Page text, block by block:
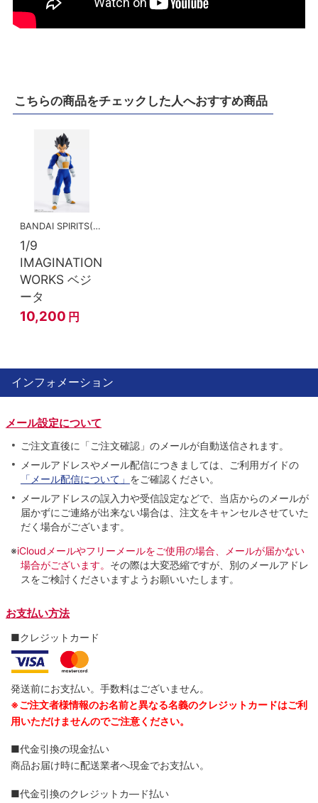
こちらの商品をチェックした人へおすすめ商品
BANDAI SPIRITS(バンダイスピリッツ)
1/9
IMAGINATION
WORKS ベジ
ータ
10,200 円
インフォメーション
メール設定について
ご注文直後に「ご注文確認」のメールが自動送信されます。
メールアドレスやメール配信につきましては、ご利用ガイドの
「メール配信について」 をご確認ください。
メールアドレスの誤入力や受信設定などで、当店からのメールが
届かずにご連絡が出来ない場合は、注文をキャンセルさせていた
だく場合がございます。
※iCloudメールやフリーメールをご使用の場合、メールが届かない
場合がございます。 その際は大変恐縮ですが、別のメールアドレ
スをご検討くださいますようお願いいたします。
お支払い方法
■クレジットカード
発送前にお支払い。手数料はございません。
※ご注文者様情報のお名前と異なる名義のクレジットカードはご利
用いただけませんのでご注意ください。
■代金引換の現金払い
商品お届け時に配送業者へ現金でお支払い。
■代金引換のクレジットカ―ド払い